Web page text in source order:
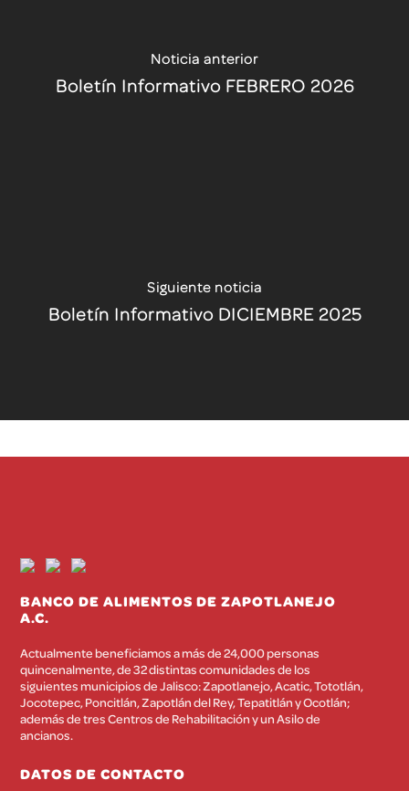
Noticia anterior
Boletín Informativo FEBRERO 2026
Siguiente noticia
Boletín Informativo DICIEMBRE 2025
BANCO DE ALIMENTOS DE ZAPOTLANEJO
A.C.
Actualmente beneficiamos a más de 24,000 personas
quincenalmente, de 32 distintas comunidades de los
siguientes municipios de Jalisco: Zapotlanejo, Acatic, Tototlán,
Jocotepec, Poncitlán, Zapotlán del Rey, Tepatitlán y Ocotlán;
además de tres Centros de Rehabilitación y un Asilo de
ancianos.
DATOS DE CONTACTO